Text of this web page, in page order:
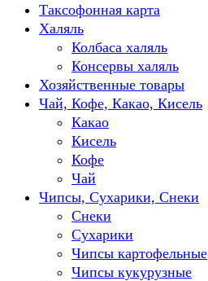
Таксофонная карта
Халяль
Колбаса халяль
Консервы халяль
Хозяйственные товары
Чай, Кофе, Какао, Кисель
Какао
Кисель
Кофе
Чай
Чипсы, Сухарики, Снеки
Снеки
Сухарики
Чипсы картофельные
Чипсы кукурузные